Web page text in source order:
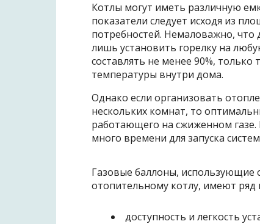
Котлы могут иметь различную
показатели следует исходя из
потребностей. Немаловажно, что
лишь установить горелку на
составлять не менее 90%,
температуры внутри дома.
Однако если организовать
нескольких комнат, то
работающего на сжиженном
много времени для запуска
Газовые баллоны,
отопительному котлу, имеют ряд
доступность и легкость